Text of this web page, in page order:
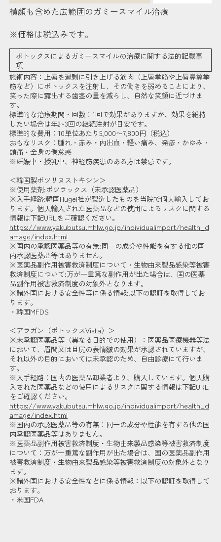
横顔も含めた広範囲のガミースマイル治療
※価格は税込みです。
ボトックスによるガミースマイルの治療に関する法的記載事
項
施術内容：上唇を過剰に引き上げる筋肉（上唇挙筋や上唇鼻翼挙
筋など）にボトックスを注射し、その働きを弱めることにより、
笑った際に露出する歯茎の量を減らし、自然な笑顔に近づけま
す。
標準的な治療期間・回数：1回で効果がありますが、効果を維持
したい場合は年2~3回の継続注射が目安です。
標準的な費用：10単位あたり5,000〜7,800円（税込）
おもなリスク：腫れ・赤み・内出血・軽い痛み、発疹・かゆみ・
頭痛・全身の倦怠感
※妊娠中・授乳中、神経筋疾患のある方は禁忌です。
＜韓国製ボツリヌストキシン＞
※使用薬剤:ボツラックス（未承認医薬品）
※入手経路:韓国Hugel社が製造したものを当院で個人輸入してお
ります。個人輸入された医薬品などの使用によるリスクに関する
情報は下記URLをご確認ください。
https://www.yakubutsu.mhlw.go.jp/individualimport/health_d
amage/index.html
※国内の承認医薬品等の有無:同一の成分や性能を有する他の国
内承認医薬品等はありません。
※医薬品副作用被害救済制度について・生物由来製品感染等被害
救済制度について:万が一重篤な副作用が出た場合は、国の医薬
品副作用被害救済制度の対象外となります。
※諸外国における安全性等に係る情報:以下の認証を取得してお
ります。
・韓国MFDS
＜アラガン（ボトックスVista）＞
※未承認医薬品等（異なる目的での使用）：医薬品医療機器等法
において、眉間又は目尻の表情皺の効果が承認されていますが、
それ以外の目的においては未承認のため、自由診療にて行いま
す。
※入手経路：国内の医薬品卸業者より、購入しています。個人購
入された医薬品などの使用によるリスクに関する情報は下記URL
をご確認ください。
https://www.yakubutsu.mhlw.go.jp/individualimport/health_d
amage/index.html
※国内の承認医薬品等の有無：同一の成分や性能を有する他の国
内承認医薬品等はありません。
※医薬品副作用被害救済制度・生物由来製品感染等被害救済制度
について：万が一重篤な副作用が出た場合は、国の医薬品副作用
被害救済制度・生物由来製品感染等被害救済制度の対象外となり
ます。
※諸外国における安全性などに係る情報：以下の認証を取得して
おります。
・米国FDA